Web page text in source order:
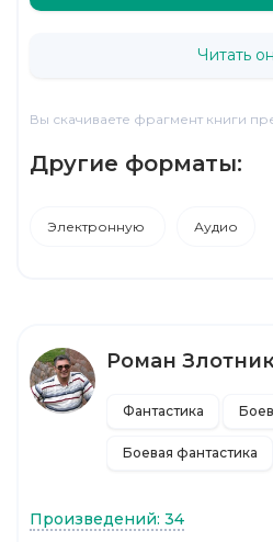
Читать
Вы скачиваете фрагмент книги
Другие форматы:
Электронную Аудио
Роман
Фантастика
Боевая фантастика
Произведений: 34